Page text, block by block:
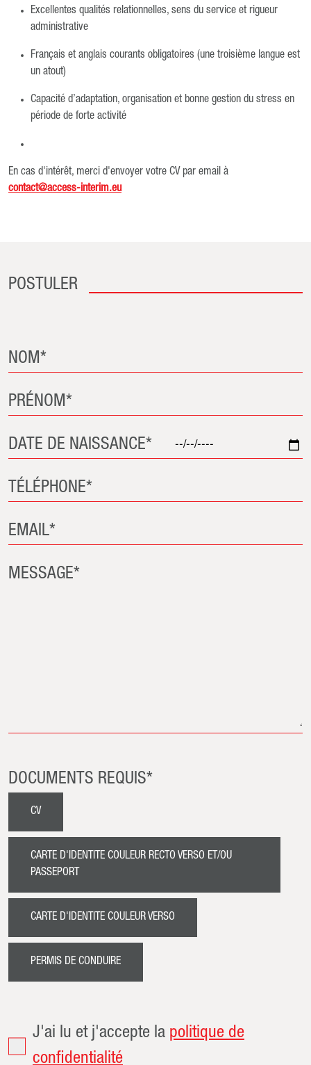
Excellentes qualités relationnelles, sens du service et rigueur
administrative
Français et anglais courants obligatoires (une troisième langue est
un atout)
Capacité d’adaptation, organisation et bonne gestion du stress en
période de forte activité
En cas d'intérêt, merci d'envoyer votre CV par email à
contact@access-interim.eu
POSTULER
NOM*
PRÉNOM*
DATE DE NAISSANCE*
TÉLÉPHONE*
EMAIL*
MESSAGE*
DOCUMENTS REQUIS*
CV
CARTE D'IDENTITE COULEUR RECTO VERSO ET/OU
PASSEPORT
CARTE D'IDENTITE COULEUR VERSO
PERMIS DE CONDUIRE
J'ai lu et j'accepte la politique de
confidentialité